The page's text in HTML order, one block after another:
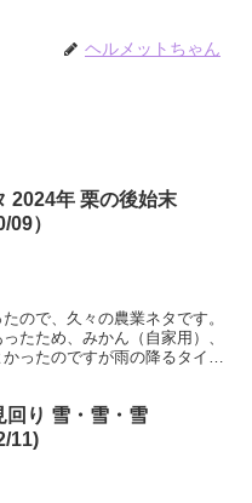
ヘルメットちゃん
2024年 栗の後始末
09）
ので、久々の農業ネタです。
たため、みかん（自家用）、
ったのですが雨の降るタイミ
回り 雪・雪・雪
11)